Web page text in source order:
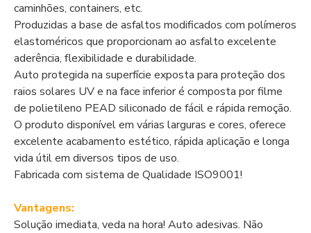
caminhões, containers, etc.
Produzidas a base de asfaltos modificados com polímeros
elastoméricos que proporcionam ao asfalto excelente
aderência, flexibilidade e durabilidade.
Auto protegida na superfície exposta para proteção dos
raios solares UV e na face inferior é composta por filme
de polietileno PEAD siliconado de fácil e rápida remoção.
O produto disponível em várias larguras e cores, oferece
excelente acabamento estético, rápida aplicação e longa
vida útil em diversos tipos de uso.
Fabricada com sistema de Qualidade ISO9001!
Vantagens:
Solução imediata, veda na hora! Auto adesivas. Não